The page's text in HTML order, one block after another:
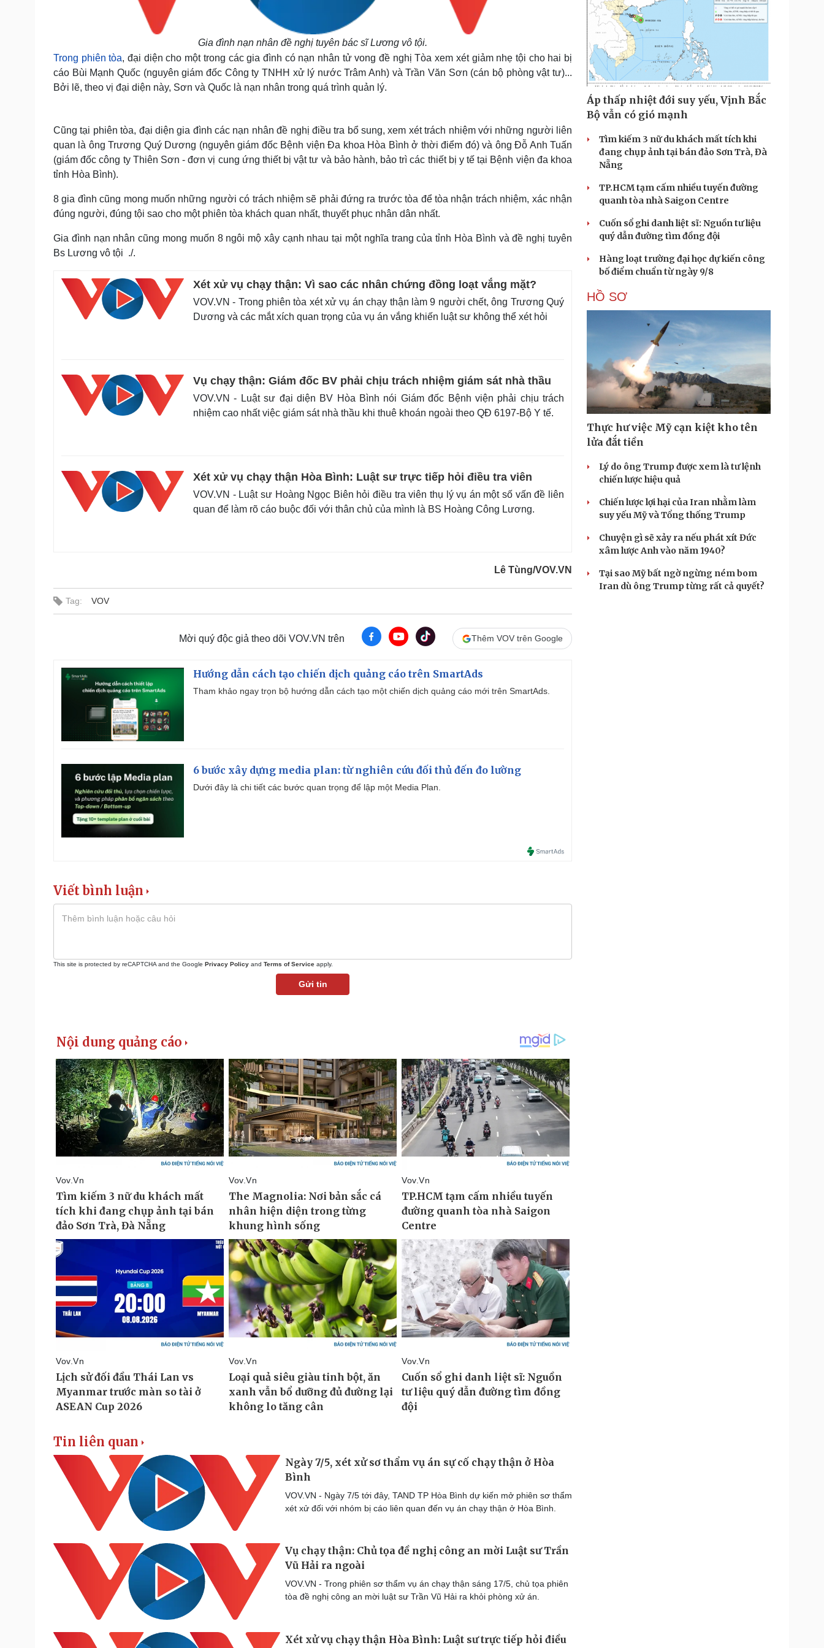
Gia đình nạn nhân đề nghị tuyên bác sĩ Lương vô tội.
Trong phiên tòa, đại diện cho một trong các gia đình có nạn nhân tử vong đề nghị Tòa xem xét giảm nhẹ tội cho hai bị
cáo Bùi Mạnh Quốc (nguyên giám đốc Công ty TNHH xử lý nước Trâm Anh) và Trần Văn Sơn (cán bộ phòng vật tư)...
Bởi lẽ, theo vị đại diện này, Sơn và Quốc là nạn nhân trong quá trình quản lý.
Cũng tại phiên tòa, đại diện gia đình các nạn nhân đề nghị điều tra bổ sung, xem xét trách nhiệm với những người liên
quan là ông Trương Quý Dương (nguyên giám đốc Bệnh viện Đa khoa Hòa Bình ở thời điểm đó) và ông Đỗ Anh Tuấn
(giám đốc công ty Thiên Sơn - đơn vị cung ứng thiết bị vật tư và bảo hành, bảo trì các thiết bị y tế tại Bệnh viện đa khoa
tỉnh Hòa Bình).
8 gia đình cũng mong muốn những người có trách nhiệm sẽ phải đứng ra trước tòa để tòa nhận trách nhiệm, xác nhận
đúng người, đúng tội sao cho một phiên tòa khách quan nhất, thuyết phục nhân dân nhất.
Gia đình nạn nhân cũng mong muốn 8 ngôi mộ xây cạnh nhau tại một nghĩa trang của tỉnh Hòa Bình và đề nghị tuyên
Bs Lương vô tội ./.
Xét xử vụ chạy thận: Vì sao các nhân chứng đồng loạt vắng mặt?
VOV.VN - Trong phiên tòa xét xử vụ án chạy thận làm 9 người chết, ông Trương Quý
Dương và các mắt xích quan trọng của vụ án vắng khiến luật sư không thể xét hỏi
Vụ chạy thận: Giám đốc BV phải chịu trách nhiệm giám sát nhà thầu
VOV.VN - Luật sư đại diện BV Hòa Bình nói Giám đốc Bệnh viện phải chịu trách
nhiệm cao nhất việc giám sát nhà thầu khi thuê khoán ngoài theo QĐ 6197-Bộ Y tế.
Xét xử vụ chạy thận Hòa Bình: Luật sư trực tiếp hỏi điều tra viên
VOV.VN - Luật sư Hoàng Ngọc Biên hỏi điều tra viên thụ lý vụ án một số vấn đề liên
quan để làm rõ cáo buộc đối với thân chủ của mình là BS Hoàng Công Lương.
Lê Tùng/VOV.VN
Tag: VOV
Mời quý độc giả theo dõi VOV.VN trên Thêm VOV trên Google
Hướng dẫn cách tạo chiến dịch quảng cáo trên SmartAds
Tham khảo ngay trọn bộ hướng dẫn cách tạo một chiến dịch quảng cáo mới trên SmartAds.
6 bước xây dựng media plan: từ nghiên cứu đối thủ đến đo lường
Dưới đây là chi tiết các bước quan trọng để lập một Media Plan.
Viết bình luận
This site is protected by reCAPTCHA and the Google Privacy Policy and Terms of Service apply.
Gửi tin
Tin liên quan
Ngày 7/5, xét xử sơ thẩm vụ án sự cố chạy thận ở Hòa
Bình
VOV.VN - Ngày 7/5 tới đây, TAND TP Hòa Bình dự kiến mở phiên sơ thẩm
xét xử đối với nhóm bị cáo liên quan đến vụ án chạy thận ở Hòa Bình.
Vụ chạy thận: Chủ tọa đề nghị công an mời Luật sư Trần
Vũ Hải ra ngoài
VOV.VN - Trong phiên sơ thẩm vụ án chạy thận sáng 17/5, chủ tọa phiên
tòa đề nghị công an mời luật sư Trần Vũ Hải ra khỏi phòng xử án.
Xét xử vụ chạy thận Hòa Bình: Luật sư trực tiếp hỏi điều
Áp thấp nhiệt đới suy yếu, Vịnh Bắc
Bộ vẫn có gió mạnh
Tìm kiếm 3 nữ du khách mất tích khi
đang chụp ảnh tại bán đảo Sơn Trà, Đà
Nẵng
TP.HCM tạm cấm nhiều tuyến đường
quanh tòa nhà Saigon Centre
Cuốn sổ ghi danh liệt sĩ: Nguồn tư liệu
quý dẫn đường tìm đồng đội
Hàng loạt trường đại học dự kiến công
bố điểm chuẩn từ ngày 9/8
HỒ SƠ
Thực hư việc Mỹ cạn kiệt kho tên
lửa đắt tiền
Lý do ông Trump được xem là tư lệnh
chiến lược hiệu quả
Chiến lược lợi hại của Iran nhằm làm
suy yếu Mỹ và Tổng thống Trump
Chuyện gì sẽ xảy ra nếu phát xít Đức
xâm lược Anh vào năm 1940?
Tại sao Mỹ bất ngờ ngừng ném bom
Iran dù ông Trump từng rất cả quyết?